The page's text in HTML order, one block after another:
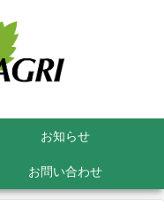
お知らせ
お問い合わせ